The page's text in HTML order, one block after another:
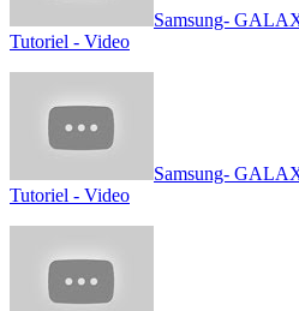
Samsung-
Tutoriel - Video
Samsung-
Tutoriel - Video